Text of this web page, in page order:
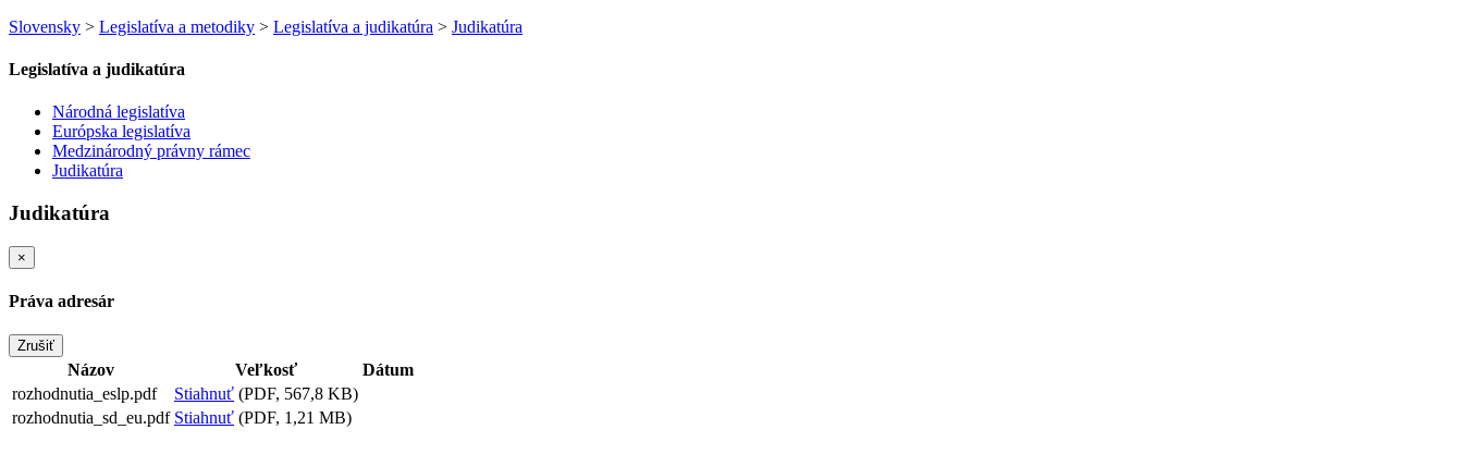
Slovensky > Legislatíva a metodiky > Legislatíva a judikatúra > Judikatúra
Legislatíva a judikatúra
Národná legislatíva
Európska legislatíva
Medzinárodný právny rámec
Judikatúra
Judikatúra
×
Práva adresár
Zrušiť
Názov Veľkosť
Dátum
rozhodnutia_eslp.pdf
Stiahnuť (PDF, 567,8 KB)
rozhodnutia_sd_eu.pdf Stiahnuť (PDF, 1,21 MB)